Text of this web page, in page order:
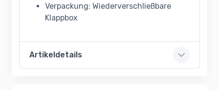
Verpackung: Wiederverschließbare
Klappbox
Artikeldetails